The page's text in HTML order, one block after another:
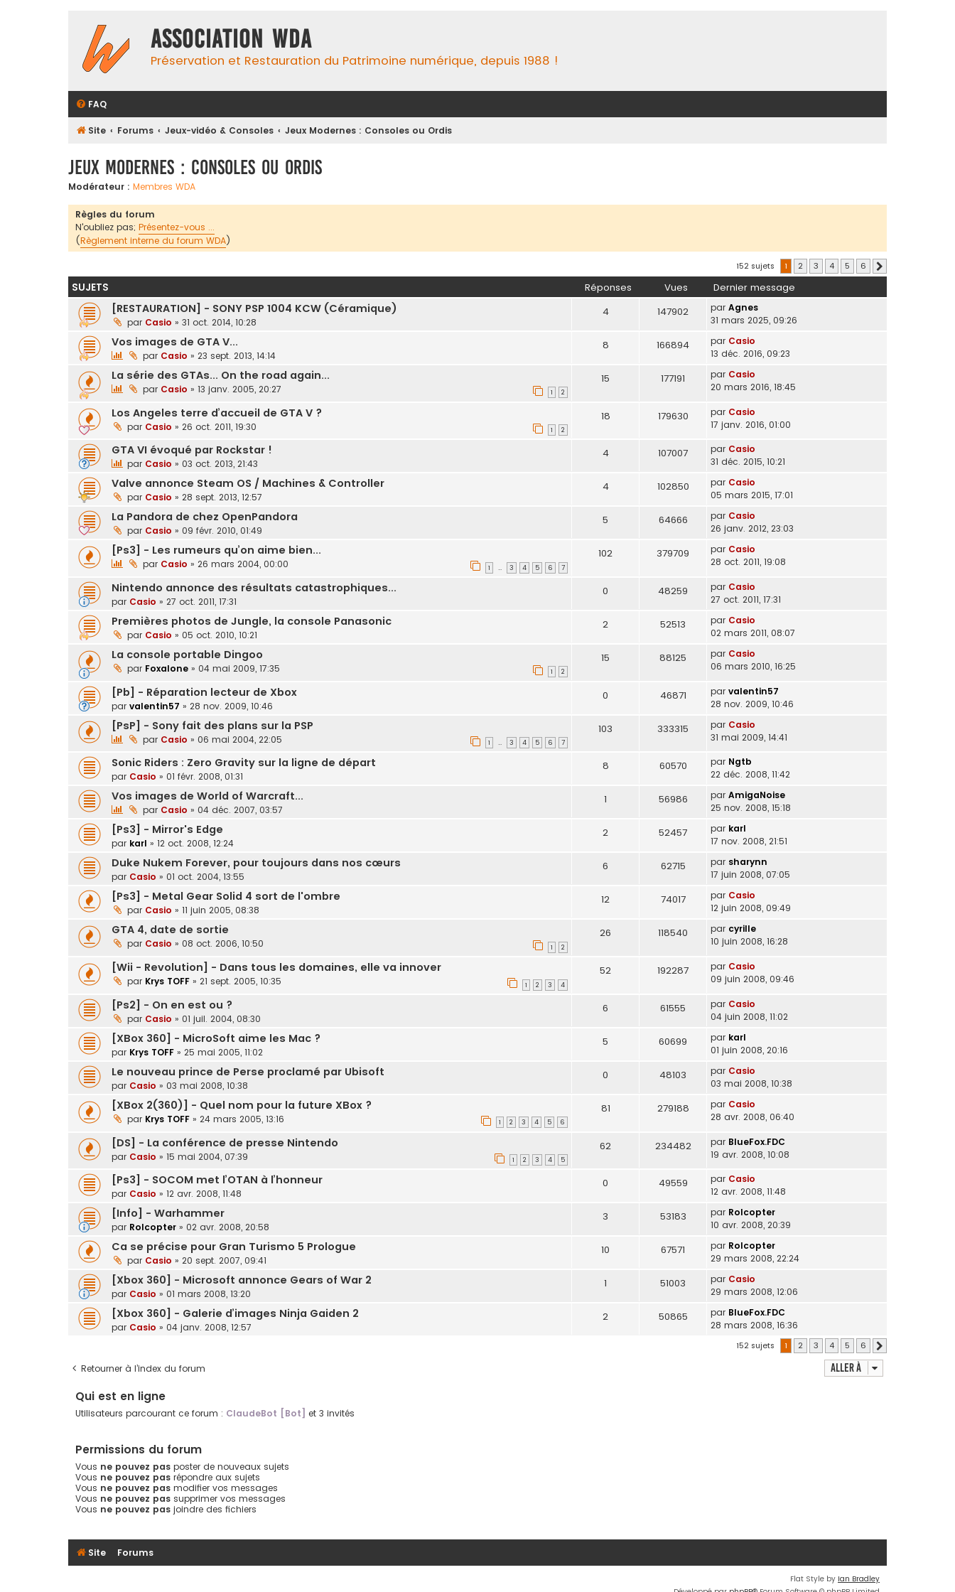
Association WDA
Préservation et Restauration du Patrimoine numérique, depuis 1988 !
FAQ
Site Forums Jeux-vidéo & Consoles Jeux Modernes : Consoles ou Ordis
Jeux Modernes : Consoles ou Ordis
Modérateur : Membres WDA
Règles du forum
N'oubliez pas; Présentez-vous ...
(Règlement interne du forum WDA)
152 sujets 1 2 3 4 5 6
SUJETS Réponses Vues Dernier message
[RESTAURATION] - SONY PSP 1004 KCW (Céramique)
par Casio » 31 oct. 2014, 10:28
4 147902 par Agnes
31 mars 2025, 09:26
Vos images de GTA V...
par Casio » 23 sept. 2013, 14:14
8 166894 par Casio
13 déc. 2016, 09:23
La série des GTAs... On the road again...
par Casio » 13 janv. 2005, 20:27 1 2
15 177191 par Casio
20 mars 2016, 18:45
Los Angeles terre d’accueil de GTA V ?
par Casio » 26 oct. 2011, 19:30 1 2
18 179630 par Casio
17 janv. 2016, 01:00
GTA VI évoqué par Rockstar !
par Casio » 03 oct. 2013, 21:43
4 107007 par Casio
31 déc. 2015, 10:21
Valve annonce Steam OS / Machines & Controller
par Casio » 28 sept. 2013, 12:57
4 102850 par Casio
05 mars 2015, 17:01
La Pandora de chez OpenPandora
par Casio » 09 févr. 2010, 01:49
5 64666 par Casio
26 janv. 2012, 23:03
[Ps3] - Les rumeurs qu’on aime bien...
par Casio » 26 mars 2004, 00:00 1 … 3 4 5 6 7
102 379709 par Casio
28 oct. 2011, 19:08
Nintendo annonce des résultats catastrophiques...
par Casio » 27 oct. 2011, 17:31
0 48259 par Casio
27 oct. 2011, 17:31
Premières photos de Jungle, la console Panasonic
par Casio » 05 oct. 2010, 10:21
2 52513 par Casio
02 mars 2011, 08:07
La console portable Dingoo
par Foxalone » 04 mai 2009, 17:35 1 2
15 88125 par Casio
06 mars 2010, 16:25
[Pb] - Réparation lecteur de Xbox
par valentin57 » 28 nov. 2009, 10:46
0 46871 par valentin57
28 nov. 2009, 10:46
[PsP] - Sony fait des plans sur la PSP
par Casio » 06 mai 2004, 22:05 1 … 3 4 5 6 7
103 333315 par Casio
31 mai 2009, 14:41
Sonic Riders : Zero Gravity sur la ligne de départ
par Casio » 01 févr. 2008, 01:31
8 60570 par Ngtb
22 déc. 2008, 11:42
Vos images de World of Warcraft...
par Casio » 04 déc. 2007, 03:57
1 56986 par AmigaNoise
25 nov. 2008, 15:18
[Ps3] - Mirror's Edge
par karl » 12 oct. 2008, 12:24
2 52457 par karl
17 nov. 2008, 21:51
Duke Nukem Forever, pour toujours dans nos cœurs
par Casio » 01 oct. 2004, 13:55
6 62715 par sharynn
17 juin 2008, 07:05
[Ps3] - Metal Gear Solid 4 sort de l'ombre
par Casio » 11 juin 2005, 08:38
12 74017 par Casio
12 juin 2008, 09:49
GTA 4, date de sortie
par Casio » 08 oct. 2006, 10:50 1 2
26 118540 par cyrille
10 juin 2008, 16:28
[Wii - Revolution] - Dans tous les domaines, elle va innover
par Krys TOFF » 21 sept. 2005, 10:35 1 2 3 4
52 192287 par Casio
09 juin 2008, 09:46
[Ps2] - On en est ou ?
par Casio » 01 juil. 2004, 08:30
6 61555 par Casio
04 juin 2008, 11:02
[XBox 360] - MicroSoft aime les Mac ?
par Krys TOFF » 25 mai 2005, 11:02
5 60699 par karl
01 juin 2008, 20:16
Le nouveau prince de Perse proclamé par Ubisoft
par Casio » 03 mai 2008, 10:38
0 48103 par Casio
03 mai 2008, 10:38
[XBox 2(360)] - Quel nom pour la future XBox ?
par Krys TOFF » 24 mars 2005, 13:16 1 2 3 4 5 6
81 279188 par Casio
28 avr. 2008, 06:40
[DS] - La conférence de presse Nintendo
par Casio » 15 mai 2004, 07:39 1 2 3 4 5
62 234482 par BlueFox.FDC
19 avr. 2008, 10:08
[Ps3] - SOCOM met l’OTAN à l’honneur
par Casio » 12 avr. 2008, 11:48
0 49559 par Casio
12 avr. 2008, 11:48
[Info] - Warhammer
par Rolcopter » 02 avr. 2008, 20:58
3 53183 par Rolcopter
10 avr. 2008, 20:39
Ca se précise pour Gran Turismo 5 Prologue
par Casio » 20 sept. 2007, 09:41
10 67571 par Rolcopter
29 mars 2008, 22:24
[Xbox 360] - Microsoft annonce Gears of War 2
par Casio » 01 mars 2008, 13:20
1 51003 par Casio
29 mars 2008, 12:06
[Xbox 360] - Galerie d’images Ninja Gaiden 2
par Casio » 04 janv. 2008, 12:57
2 50865 par BlueFox.FDC
28 mars 2008, 16:36
152 sujets 1 2 3 4 5 6
Retourner à l’index du forum Aller à
Qui est en ligne
Utilisateurs parcourant ce forum : ClaudeBot [Bot] et 3 invités
Permissions du forum
Vous ne pouvez pas poster de nouveaux sujets
Vous ne pouvez pas répondre aux sujets
Vous ne pouvez pas modifier vos messages
Vous ne pouvez pas supprimer vos messages
Vous ne pouvez pas joindre des fichiers
Site Forums
Flat Style by Ian Bradley